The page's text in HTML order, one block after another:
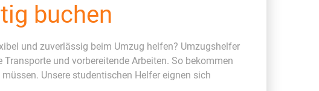
buchen
und zuverlässig beim Umzug helfen? Umzugshelfer
und vorbereitende Arbeiten. So bekommen
Unsere studentischen Helfer eignen sich